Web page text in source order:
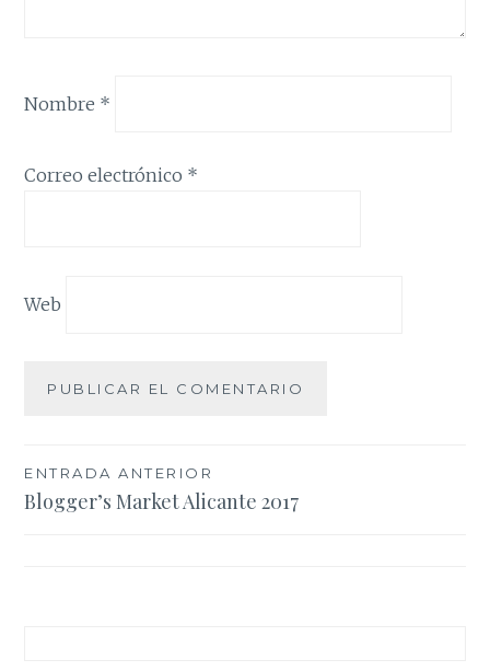
Nombre *
Correo electrónico *
Web
Navegación
de
ENTRADA ANTERIOR
Blogger’s Market Alicante 2017